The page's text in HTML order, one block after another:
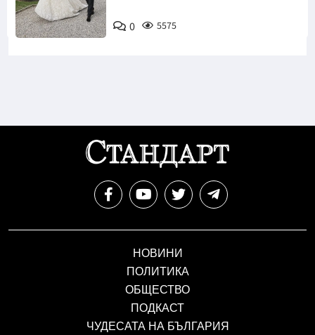
Снимка:
Инстаграм
0 5575
НОВИНИ
ПОЛИТИКА
ОБЩЕСТВО
ПОДКАСТ
ЧУДЕСАТА НА БЪЛГАРИЯ